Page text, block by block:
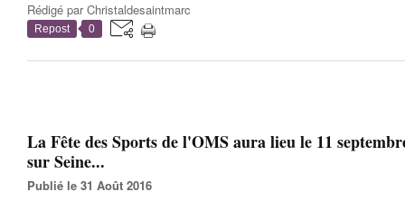
Rédigé parChristaldesaintmarc
Repost 0
La Fête des Sports de l'OMS aura lieu le 11
sur Seine...
Publié le 31 Août 2016